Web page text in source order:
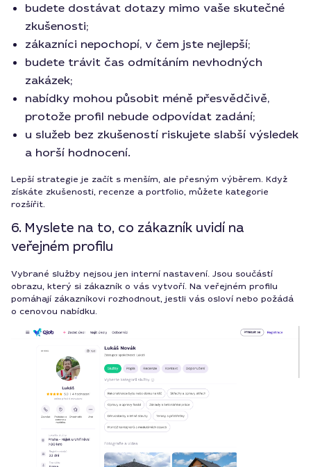
budete dostávat dotazy mimo vaše skutečné
zkušenosti;
zákazníci nepochopí, v čem jste nejlepší;
budete trávit čas odmítáním nevhodných
zakázek;
nabídky mohou působit méně přesvědčivě,
protože profil nebude odpovídat zadání;
u služeb bez zkušeností riskujete slabší výsledek
a horší hodnocení.
Lepší strategie je začít s menším, ale přesným výběrem. Když
získáte zkušenosti, recenze a portfolio, můžete kategorie
rozšířit.
6. Myslete na to, co zákazník uvidí na
veřejném profilu
Vybrané služby nejsou jen interní nastavení. Jsou součástí
obrazu, který si zákazník o vás vytvoří. Na veřejném profilu
pomáhají zákazníkovi rozhodnout, jestli vás osloví nebo požádá
o cenovou nabídku.